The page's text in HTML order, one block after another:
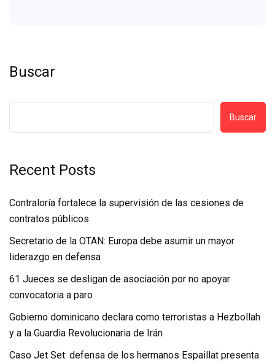
Buscar
Buscar
Recent Posts
Contraloría fortalece la supervisión de las cesiones de
contratos públicos
Secretario de la OTAN: Europa debe asumir un mayor
liderazgo en defensa
61 Jueces se desligan de asociación por no apoyar
convocatoria a paro
Gobierno dominicano declara como terroristas a Hezbollah
y a la Guardia Revolucionaria de Irán
Caso Jet Set: defensa de los hermanos Espaillat presenta